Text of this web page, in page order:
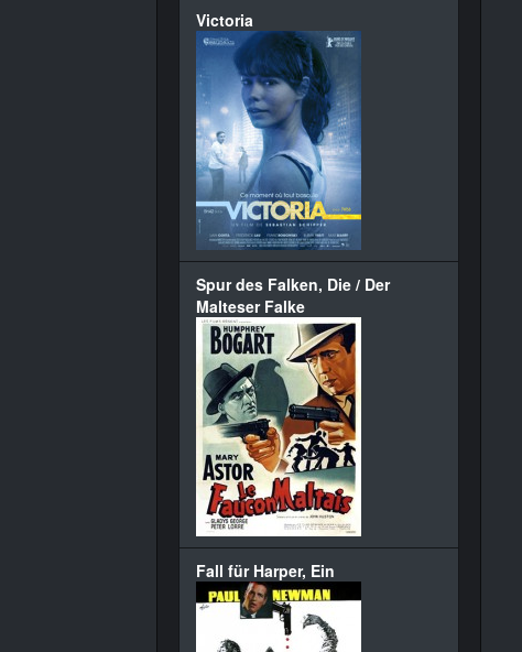
Victoria
Spur des Falken, Die / Der
Malteser Falke
Fall für Harper, Ein